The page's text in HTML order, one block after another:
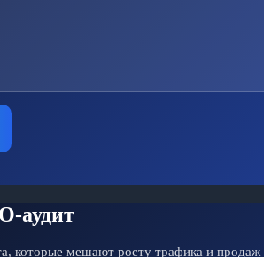
аудит
которые мешают росту трафика и продаж